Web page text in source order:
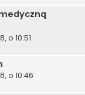
o 10:51
o 10:46